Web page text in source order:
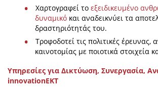
Χαρτογραφεί το εξειδικευμένο
δυναμικό και αναδεικνύει τα
δραστηριότητάς του.
Τροφοδοτεί τις πολιτικές έρευνας,
καινοτομίας με ποιοτικά στοιχεία
Υπηρεσίες για Δικτύωση, Συνεργασία,
innovationEKT